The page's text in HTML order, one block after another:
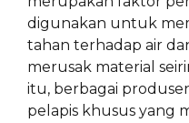
digunakan untuk
tahan terhadap air
merusak material
itu, berbagai
pelapis khusus yang